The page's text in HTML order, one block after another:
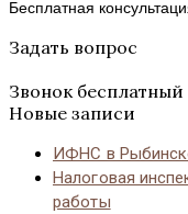
Бесплатная
Задать вопрос
Звонок бесплатный
Новые записи
ИФНС в
Налоговая
работы